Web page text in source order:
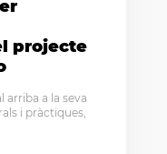
projecte
arriba a la seva
i pràctiques,